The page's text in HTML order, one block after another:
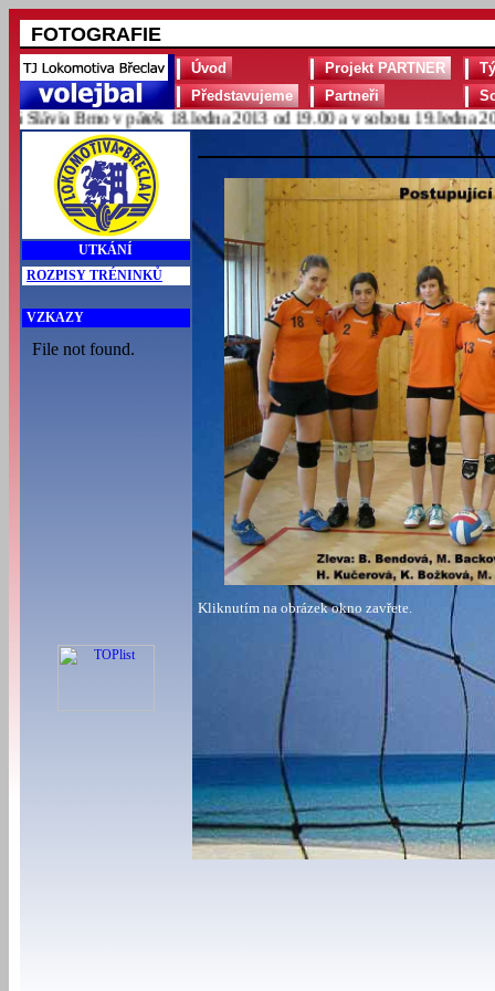
FOTOGRAFIE
Úvod Projekt PARTNER
Představujeme
Partneři
Brno v pátek 18.ledna 2013 od 19.00 a v sobotu 19.ledna 2013
UTKÁNÍ
ROZPISY TRÉNINKŮ
VZKAZY
Kliknutím na obrázek okno zavřete.